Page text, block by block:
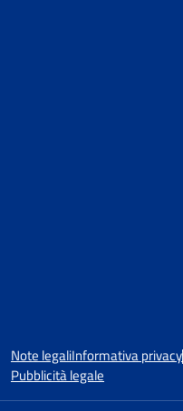
Note legaliInformativa privacy
Pubblicità legale